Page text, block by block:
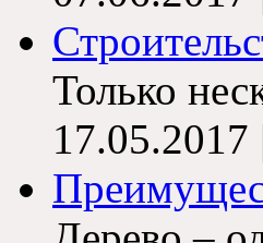
Только
17.05.2017